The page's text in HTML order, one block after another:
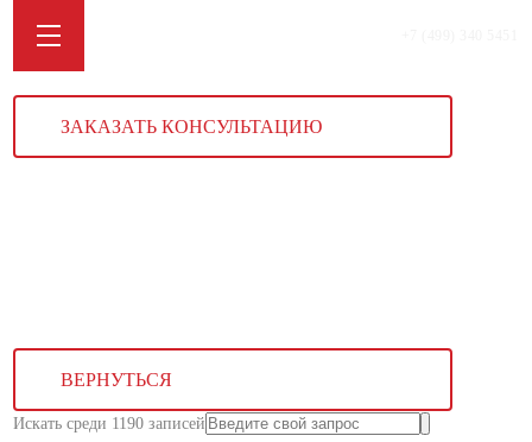
ЗАКАЗАТЬ КОНСУЛЬТАЦИЮ
ВЕРНУТЬСЯ
Искать среди 1190 записей